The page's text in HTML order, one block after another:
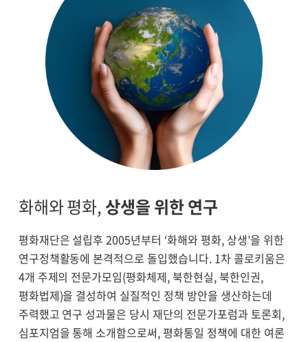
화해와 평화,상생을 위한 연구
평화재단은 설립후 2005년부터 ‘화해와 평화, 상생’을 위한
연구정책활동에 본격적으로 돌입했습니다. 1차 콜로키움은
4개 주제의 전문가모임(평화체제, 북한현실, 북한인권,
평화법제)을 결성하여 실질적인 정책 방안을 생산하는데
주력했고 연구 성과물은 당시 재단의 전문가포럼과 토론회,
심포지엄을 통해 소개함으로써, 평화통일 정책에 대한 여론